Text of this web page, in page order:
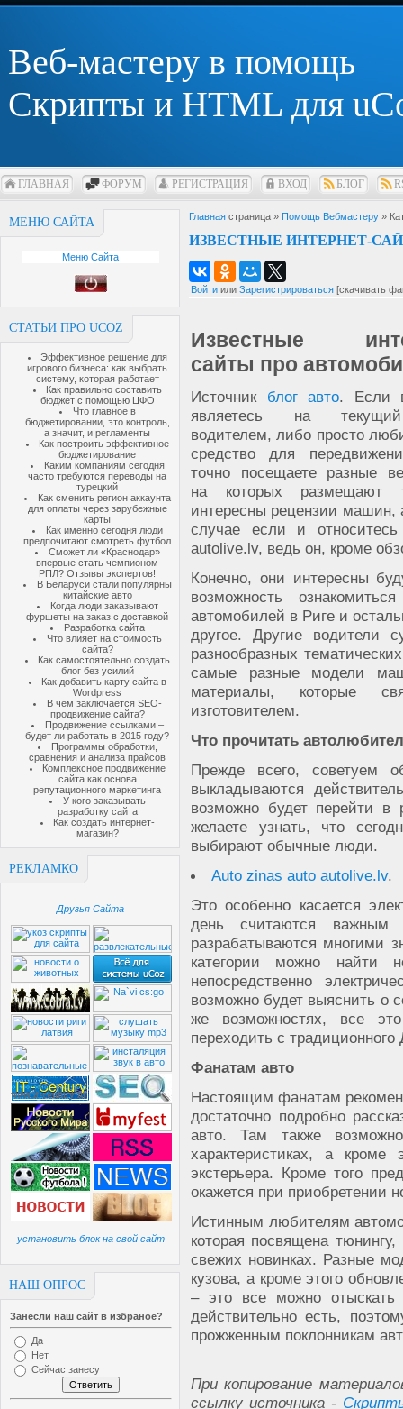
Веб-мастеру в помощь
Скрипты и HTML для
ГЛАВНАЯ ФОРУМ РЕГИСТРАЦИЯ ВХОД БЛОГ
МЕНЮ САЙТА
Меню Сайта
СТАТЬИ ПРО UCOZ
Эффективное решение для
игрового бизнеса: как выбрать
систему, которая работает
Как правильно составить
бюджет с помощью ЦФО
Что главное в
бюджетировании, это контроль,
а значит, и регламенты
Как построить эффективное
бюджетирование
Каким компаниям сегодня
часто требуются переводы на
турецкий
Как сменить регион аккаунта
для оплаты через зарубежные
карты
Как именно сегодня люди
предпочитают смотреть футбол
Сможет ли «Краснодар»
впервые стать чемпионом
РПЛ? Отзывы экспертов!
В Беларуси стали популярны
китайские авто
Когда люди заказывают
фуршеты на заказ с доставкой
Разработка сайта
Что влияет на стоимость
сайта?
Как самостоятельно создать
блог без усилий
Как добавить карту сайта в
Wordpress
В чем заключается SEO-
продвижение сайта?
Продвижение ссылками –
будет ли работать в 2015 году?
Программы обработки,
сравнения и анализа прайсов
Комплексное продвижение
сайта как основа
репутационного маркетинга
У кого заказывать
разработку сайта
Как создать интернет-
магазин?
РЕКЛАМКО
Друзья Сайта
установить блок на свой сайт
НАШ ОПРОС
Занесли наш сайт в избраное?
Да
Нет
Сейчас занесу
Главная страница » Помощь Вебмастеру »
ИЗВЕСТНЫЕ ИНТЕРНЕТ-
Войти или Зарегистрироваться [скачивать
Известные
сайты про
Источник блог авто. Если
являетесь на
водителем, либо просто
средство для
точно посещаете разные
на которых размещают
интересны рецензии машин,
случае если и
autolive.lv, ведь он, кроме
Конечно, они интересны
возможность
автомобилей в Риге и
другое. Другие водители
разнообразных
самые разные модели
материалы, которые
изготовителем.
Что прочитать
Прежде всего, советуем
выкладываются
возможно будет перейти в
желаете узнать, что
выбирают обычные люди.
Auto zinas auto autolive.lv.
Это особенно касается
день считаются важным
разрабатываются многими
категории можно найти
непосредственно
возможно будет выяснить о
же возможностях, все
переходить с
Фанатам авто
Настоящим фанатам
достаточно подробно
авто. Там также
характеристиках, а
экстерьера. Кроме того
окажется при приобретении
Истинным любителям
которая посвящена
свежих новинках. Разные
кузова, а кроме этого
– это все можно отыскать
действительно есть,
прожженным поклонникам
При копирование
ссылку источника -